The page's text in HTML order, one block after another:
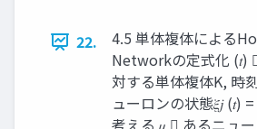
22.
4.5 単体複体による
Networkの定式化 (𝑡)
対する単体複体K, 時
ューロンの状態𝜉𝑗 (𝑡)